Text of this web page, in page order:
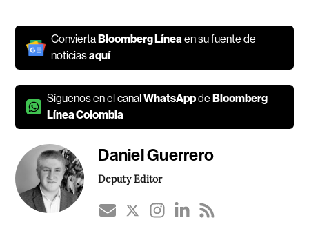
Convierta Bloomberg Líneaen su fuente de
noticiasaquí
Síguenos en el canalWhatsAppde Bloomberg
Línea Colombia
Daniel Guerrero
Deputy Editor